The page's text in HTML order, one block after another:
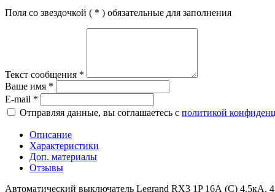
Поля со звездочкой ( * ) обязательные для заполнения
Текст сообщения *
Ваше имя *
E-mail *
Отправляя данные, вы соглашаетесь с политикой
Описание
Характеристики
Доп. материалы
Отзывы
Автоматический выключатель Legrand RX3 1P 16А (C) 4.5кА,